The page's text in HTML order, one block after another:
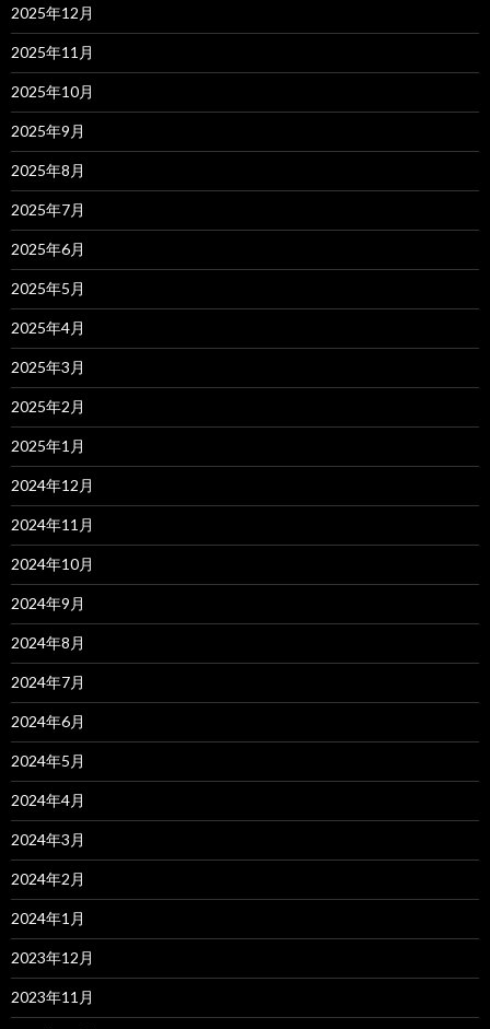
2025年12月
2025年11月
2025年10月
2025年9月
2025年8月
2025年7月
2025年6月
2025年5月
2025年4月
2025年3月
2025年2月
2025年1月
2024年12月
2024年11月
2024年10月
2024年9月
2024年8月
2024年7月
2024年6月
2024年5月
2024年4月
2024年3月
2024年2月
2024年1月
2023年12月
2023年11月